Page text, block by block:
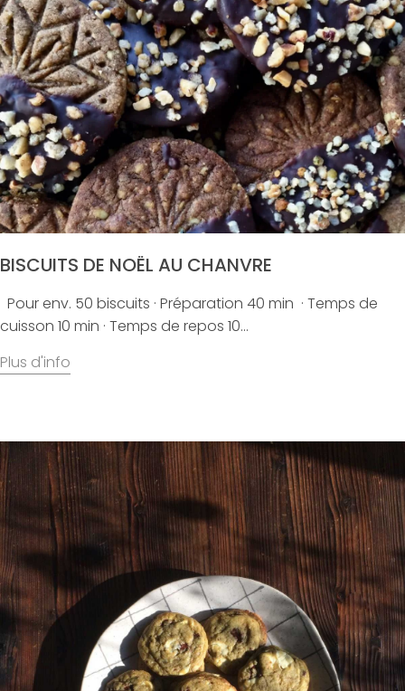
BISCUITS DE NOËL AU CHANVRE
Pour env. 50 biscuits · Préparation 40 min · Temps de
cuisson 10 min · Temps de repos 10...